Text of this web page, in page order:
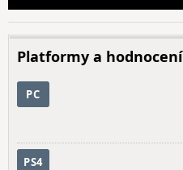
Platformy a hodnocení
PC
PS4